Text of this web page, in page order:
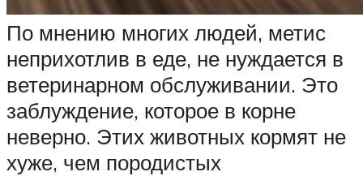
По мнению многих людей, метис
неприхотлив в еде, не нуждается в
ветеринарном обслуживании. Это
заблуждение, которое в корне
неверно. Этих животных кормят не
хуже, чем породистых